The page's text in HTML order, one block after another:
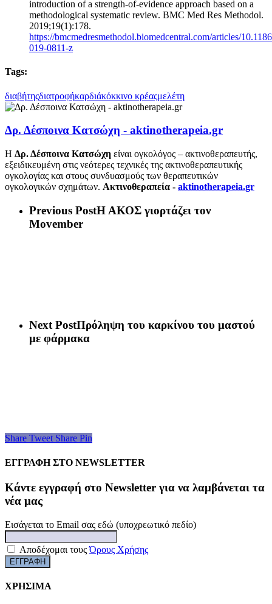
introduction of a strength-of-evidence approach based on a
methodological systematic review. BMC Med Res Methodol.
2019;19(1):178.
https://bmcmedresmethodol.biomedcentral.com/articles/
019-0811-z
Tags:
διαβήτηςδιατροφήκαρδιάκόκκινο κρέαςμελέτη
Δρ. Δέσποινα Κατσώχη - aktinotherapeia.gr
Η Δρ. Δέσποινα Κατσώχη είναι ογκολόγος – ακτινοθεραπευτής,
εξειδικευμένη στις νεότερες τεχνικές της ακτινοθεραπευτικής
ογκολογίας και στους συνδυασμούς των θεραπευτικών
ογκολογικών σχημάτων. Ακτινοθεραπεία - aktinotherapeia.gr
Previous PostΗ ΑΚΟΣ γιορτάζει τον
Movember
Next PostΠρόληψη του καρκίνου του μαστού
με φάρμακα
Share Tweet Share Pin
ΕΓΓΡΑΦΗ ΣΤΟ NEWSLETTER
Kάντε εγγραφή στο Newsletter για να λαμβάνεται τα
νέα μας
Εισάγεται το Email σας εδώ (υποχρεωτικό πεδίο)
Αποδέχομαι τουςΌρους Χρήσης
ΧΡΗΣΙΜΑ